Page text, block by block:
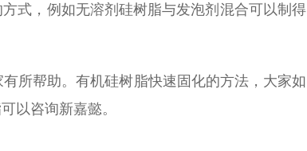
式，例如无溶剂硅树脂与发泡剂混合可以制得
所帮助。有机硅树脂快速固化的方法，大家如
以咨询新嘉懿。